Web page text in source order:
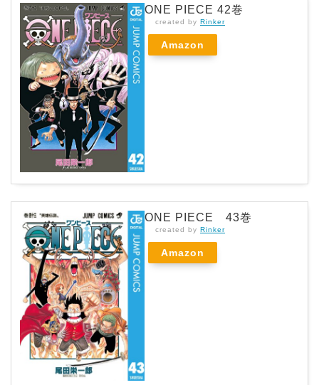
ONE PIECE 42巻
created by Rinker
Amazon
ONE PIECE 43巻
created by Rinker
Amazon